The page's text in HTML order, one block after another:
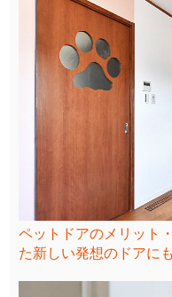
ペットドアのメリット
た新しい発想のドアに